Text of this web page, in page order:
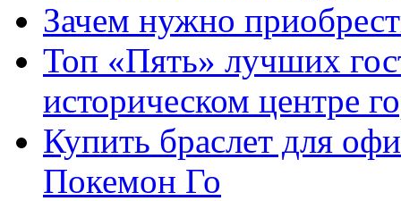
Зачем нужно
Топ «Пять» лучших
историческом центре
Купить браслет для
Покемон Го